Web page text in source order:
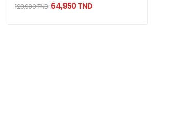
129,900 TND 64,950 TND